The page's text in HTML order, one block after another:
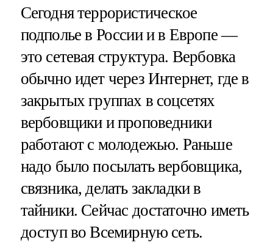
Сегодня террористическое
подполье в России и в Европе —
это сетевая структура. Вербовка
обычно идет через Интернет, где в
закрытых группах в соцсетях
вербовщики и проповедники
работают с молодежью. Раньше
надо было посылать вербовщика,
связника, делать закладки в
тайники. Сейчас достаточно иметь
доступ во Всемирную сеть.